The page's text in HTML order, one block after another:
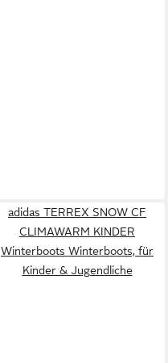
adidas TERREX SNOW CF
CLIMAWARM KINDER
Winterboots Winterboots, für
Kinder & Jugendliche